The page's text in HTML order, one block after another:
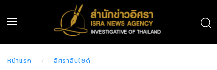
หน้าแรก อิศราอินไซด์